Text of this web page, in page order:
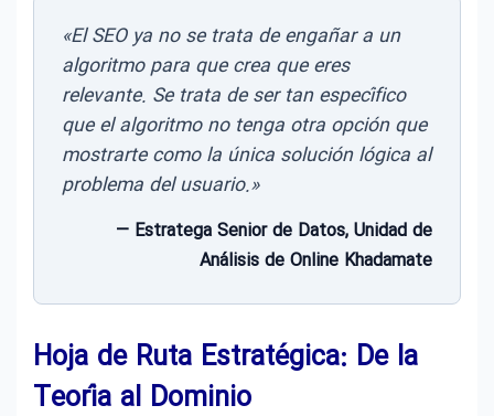
«El SEO ya no se trata de engañar a un
algoritmo para que crea que eres
relevante. Se trata de ser tan específico
que el algoritmo no tenga otra opción que
mostrarte como la única solución lógica al
problema del usuario.»
— Estratega Senior de Datos, Unidad de
Análisis de Online Khadamate
Hoja de Ruta Estratégica: De la
Teoría al Dominio